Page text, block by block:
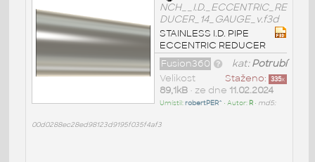
NCH__I.D._ECCENTRIC_RE
DUCER_14_GAUGE_v.f3d
STAINLESS I.D. PIPE
ECCENTRIC REDUCER
kat:Potrubí
Fusion360
Staženo: 335x
Velikost
89,1kB• ze dne 11.02.2024
Umístil:robertPER^ • Autor: R• md5:
00d0288ec28ed98123d9195f035f4af3